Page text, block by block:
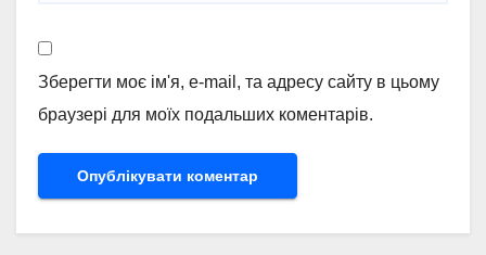
Зберегти моє ім'я, e-mail, та адресу сайту в цьому
браузері для моїх подальших коментарів.